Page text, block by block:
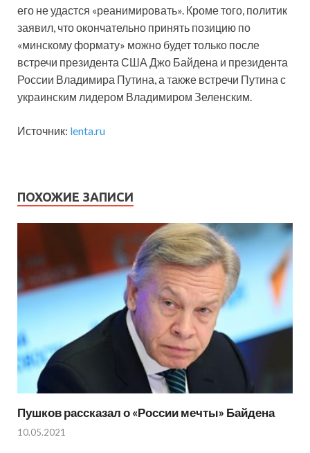
его не удастся «реанимировать». Кроме того, политик
заявил, что окончательно принять позицию по
«минскому формату» можно будет только после
встречи президента США Джо Байдена и президента
России Владимира Путина, а также встречи Путина с
украинским лидером Владимиром Зеленским.
Источник: lenta.ru
ПОХОЖИЕ ЗАПИСИ
Пушков рассказал о «России мечты» Байдена
10.05.2021